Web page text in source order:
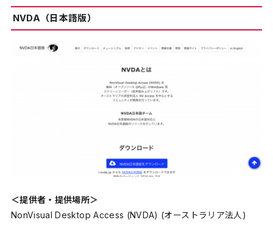
NVDA（日本語版）
＜提供者・提供場所＞
NonVisual Desktop Access (NVDA) (オーストラリア法人)